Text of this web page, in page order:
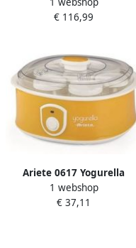
1.7L brons
€ 116,99
Ariete 0617 Yogurella
yoghurt maker totaal 1 3
liter 7 glazen potjes 20 Watt
1 webshop
€ 37,11